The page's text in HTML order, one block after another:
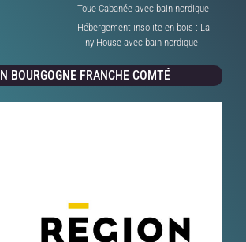
Toue Cabanée avec bain nordique
Hébergement insolite en bois : La
Tiny House avec bain nordique
BOURGOGNE FRANCHE COMTÉ